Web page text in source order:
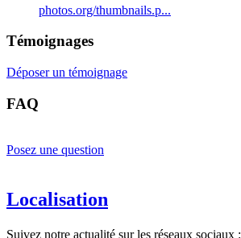
photos.org/thumbnails.p...
Témoignages
Déposer un témoignage
FAQ
Posez une question
Localisation
Suivez notre actualité sur les réseaux sociaux :